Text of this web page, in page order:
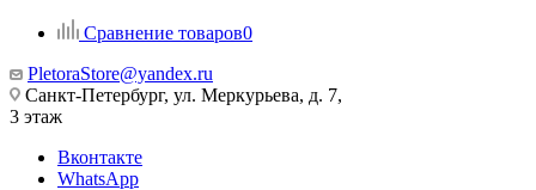
Сравнение товаров0
PletoraStore@yandex.ru
Санкт-Петербург, ул. Меркурьева, д. 7,
3 этаж
Вконтакте
WhatsApp